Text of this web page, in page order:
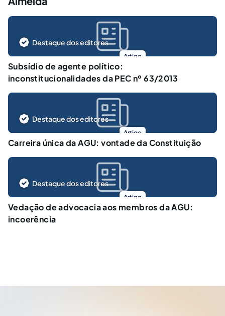
Artigo
Destaque dos editores
Subsídio de agente político:
inconstitucionalidades da PEC nº 63/2013
Artigo
Destaque dos editores
Carreira única da AGU: vontade da Constituição
Artigo
Destaque dos editores
Vedação de advocacia aos membros da AGU:
incoerência